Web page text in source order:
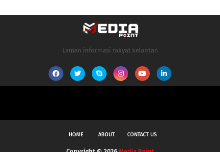
Laman informasi rakyat kelantan
HOME ABOUT CONTACT US